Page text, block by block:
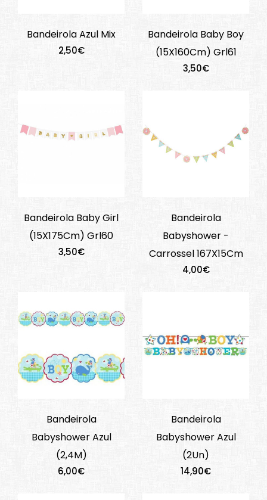
Bandeirola Azul Mix
2,50€
Bandeirola Baby Boy
(15X160Cm) Grl61
3,50€
Bandeirola Baby Girl
(15X175Cm) Grl60
3,50€
Bandeirola
Babyshower -
Carrossel 167X15Cm
4,00€
Bandeirola
Babyshower Azul
(2,4M)
6,00€
Bandeirola
Babyshower Azul
(2Un)
14,90€